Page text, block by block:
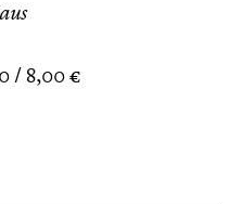
8,00 €